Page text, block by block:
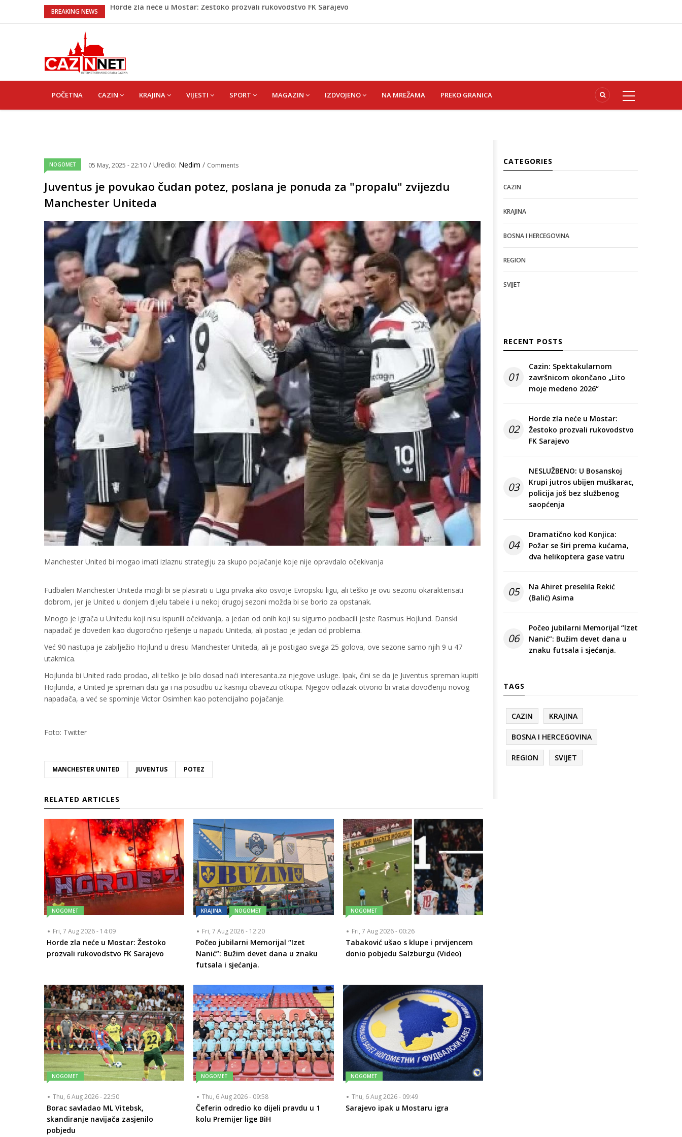
BREAKING NEWS
Cazin: Spektakularnom završnicom okončano „Lito moje medeno 2026“
Na Ahiret preselila Rekić (Balić) Asima
saopćenja
Horde zla neće u Mostar: Žestoko prozvali rukovodstvo FK Sarajevo
NAVIGATION
POČETNA CAZIN KRAJINA VIJESTI SPORT MAGAZIN IZDVOJENO NA MREŽAMA PREKO GRANICA
NOGOMET 05 May, 2025 - 22:10 / Uredio: Nedim / Comments
Juventus je povukao čudan potez, poslana je ponuda za "propalu" zvijezdu
Manchester Uniteda
Manchester United bi mogao imati izlaznu strategiju za skupo pojačanje koje nije opravdalo očekivanja
Fudbaleri Manchester Uniteda mogli bi se plasirati u Ligu prvaka ako osvoje Evropsku ligu, ali teško je ovu sezonu okarakterisati
dobrom, jer je United u donjem dijelu tabele i u nekoj drugoj sezoni možda bi se borio za opstanak.
Mnogo je igrača u Unitedu koji nisu ispunili očekivanja, a jedan od onih koji su sigurno podbacili jeste Rasmus Hojlund. Danski
napadač je doveden kao dugoročno rješenje u napadu Uniteda, ali postao je jedan od problema.
Već 90 nastupa je zabilježio Hojlund u dresu Manchester Uniteda, ali je postigao svega 25 golova, ove sezone samo njih 9 u 47
utakmica.
Hojlunda bi United rado prodao, ali teško je bilo dosad naći interesanta.za njegove usluge. Ipak, čini se da je Juventus spreman kupiti
Hojlunda, a United je spreman dati ga i na posudbu uz kasniju obavezu otkupa. Njegov odlazak otvorio bi vrata dovođenju novog
napadača, a već se spominje Victor Osimhen kao potencijalno pojačanje.
Foto: Twitter
MANCHESTER UNITED JUVENTUS POTEZ
RELATED ARTICLES
NOGOMET
Fri, 7 Aug 2026 - 14:09
Horde zla neće u Mostar: Žestoko
prozvali rukovodstvo FK Sarajevo
KRAJINA NOGOMET
Fri, 7 Aug 2026 - 12:20
Počeo jubilarni Memorijal “Izet
Nanić”: Bužim devet dana u znaku
futsala i sjećanja.
NOGOMET
Fri, 7 Aug 2026 - 00:26
Tabaković ušao s klupe i prvijencem
donio pobjedu Salzburgu (Video)
NOGOMET
Thu, 6 Aug 2026 - 22:50
Borac savladao ML Vitebsk,
skandiranje navijača zasjenilo
pobjedu
NOGOMET
Thu, 6 Aug 2026 - 09:58
Čeferin odredio ko dijeli pravdu u 1
kolu Premijer lige BiH
NOGOMET
Thu, 6 Aug 2026 - 09:49
Sarajevo ipak u Mostaru igra
CATEGORIES
CAZIN
KRAJINA
BOSNA I HERCEGOVINA
REGION
SVIJET
RECENT POSTS
01
Cazin: Spektakularnom
završnicom okončano „Lito
moje medeno 2026“
02
Horde zla neće u Mostar:
Žestoko prozvali rukovodstvo
FK Sarajevo
03
NESLUŽBENO: U Bosanskoj
Krupi jutros ubijen muškarac,
policija još bez službenog
saopćenja
04
Dramatično kod Konjica:
Požar se širi prema kućama,
dva helikoptera gase vatru
05
Na Ahiret preselila Rekić
(Balić) Asima
06
Počeo jubilarni Memorijal “Izet
Nanić”: Bužim devet dana u
znaku futsala i sjećanja.
TAGS
CAZIN KRAJINA
BOSNA I HERCEGOVINA
REGION SVIJET